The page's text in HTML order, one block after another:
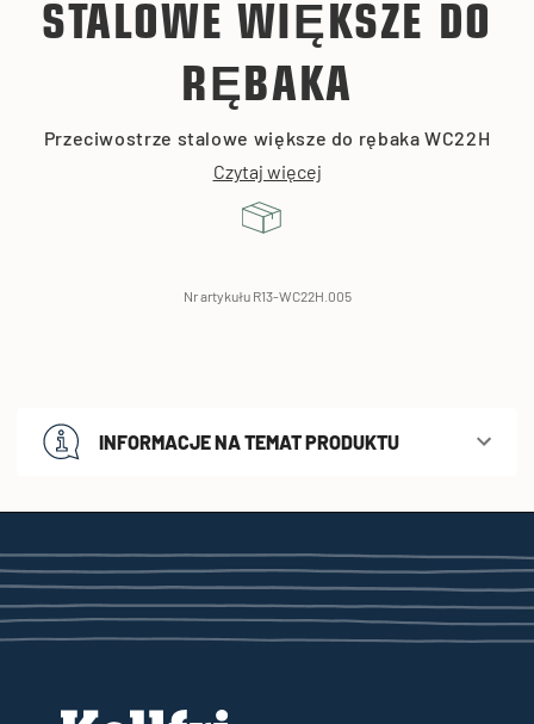
STALOWE WIĘKSZE DO
RĘBAKA
Przeciwostrze stalowe większe do rębaka WC22H
Czytaj więcej
Nr artykułu R13-WC22H.005
INFORMACJE NA TEMAT PRODUKTU